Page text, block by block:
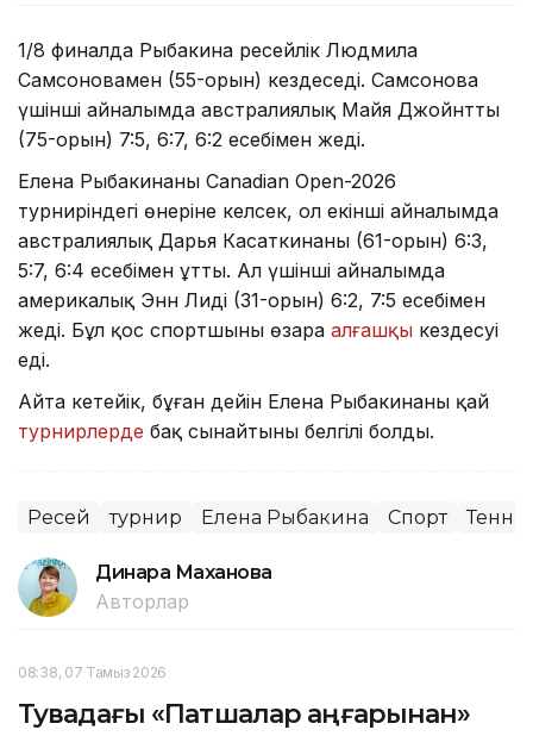
1/8 финалда Рыбакина ресейлік Людмила
Самсоновамен (55-орын) кездеседі. Самсонова
үшінші айналымда австралиялық Майя Джойнтты
(75-орын) 7:5, 6:7, 6:2 есебімен жеңді.
Елена Рыбакинаның Canadian Open-2026
турниріндегі өнеріне келсек, ол екінші айналымда
австралиялық Дарья Касаткинаны (61-орын) 6:3,
5:7, 6:4 есебімен ұтты. Ал үшінші айналымда
америкалық Энн Лиді (31-орын) 6:2, 7:5 есебімен
жеңді. Бұл қос спортшының өзара алғашқы кездесуі
еді.
Айта кетейік, бұған дейін Елена Рыбакинаның қай
турнирлерде бақ сынайтыны белгілі болды.
Ресей турнир Елена Рыбакина Спорт
Динара Маханова
Авторлар
08:38, 07 Тамыз 2026
Тувадағы «Патшалар аңғарынан»